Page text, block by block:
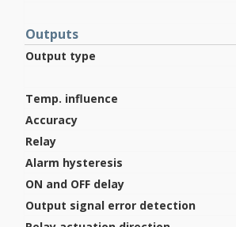
Outputs
Output type
Temp. influence
Accuracy
Relay
Alarm hysteresis
ON and OFF delay
Output signal error detection